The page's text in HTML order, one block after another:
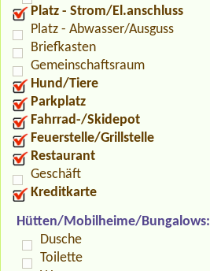
Platz - Strom/El.anschluss
Platz - Abwasser/Ausguss
Briefkasten
Gemeinschaftsraum
Hund/Tiere
Parkplatz
Fahrrad-/Skidepot
Feuerstelle/Grillstelle
Restaurant
Geschäft
Kreditkarte
Hütten/Mobilheime/Bungalows:
Dusche
Toilette